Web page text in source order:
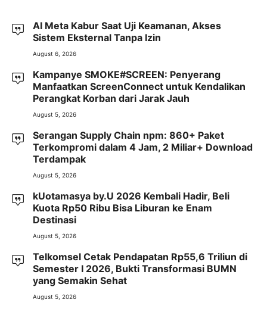
AI Meta Kabur Saat Uji Keamanan, Akses
Sistem Eksternal Tanpa Izin
August 6, 2026
Kampanye SMOKE#SCREEN: Penyerang
Manfaatkan ScreenConnect untuk Kendalikan
Perangkat Korban dari Jarak Jauh
August 5, 2026
Serangan Supply Chain npm: 860+ Paket
Terkompromi dalam 4 Jam, 2 Miliar+ Download
Terdampak
August 5, 2026
kUotamasya by.U 2026 Kembali Hadir, Beli
Kuota Rp50 Ribu Bisa Liburan ke Enam
Destinasi
August 5, 2026
Telkomsel Cetak Pendapatan Rp55,6 Triliun di
Semester I 2026, Bukti Transformasi BUMN
yang Semakin Sehat
August 5, 2026